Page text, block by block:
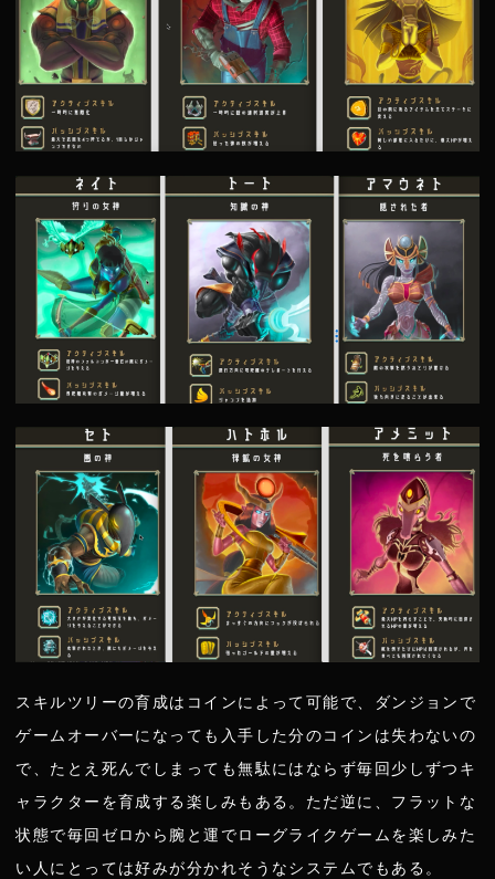
スキルツリーの育成はコインによって可能で、ダンジョンで
ゲームオーバーになっても入手した分のコインは失わないの
で、たとえ死んでしまっても無駄にはならず毎回少しずつキ
ャラクターを育成する楽しみもある。ただ逆に、フラットな
状態で毎回ゼロから腕と運でローグライクゲームを楽しみた
い人にとっては好みが分かれそうなシステムでもある。